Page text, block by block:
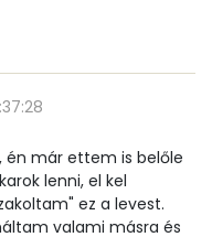
én már ettem is belőle
lenni, el kel
ez a levest.
valami másra és